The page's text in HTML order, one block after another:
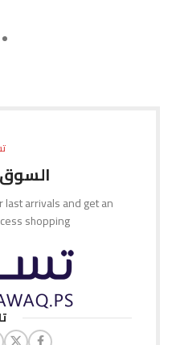
arrivals and get an
shopping.